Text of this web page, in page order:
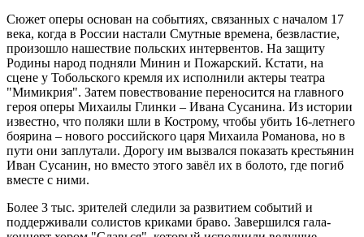
Сюжет оперы основан на событиях, связанных с началом 17
века, когда в России настали Смутные времена, безвластие,
произошло нашествие польских интервентов. На защиту
Родины народ подняли Минин и Пожарский. Кстати, на
сцене у Тобольского кремля их исполнили актеры театра
"Мимикрия". Затем повествование переносится на главного
героя оперы Михаилы Глинки – Ивана Сусанина. Из истории
известно, что поляки шли в Кострому, чтобы убить 16-летнего
боярина – нового российского царя Михаила Романова, но в
пути они заплутали. Дорогу им вызвался показать крестьянин
Иван Сусанин, но вместо этого завёл их в болото, где погиб
вместе с ними.
Более 3 тыс. зрителей следили за развитием событий и
поддерживали солистов криками браво. Завершился гала-